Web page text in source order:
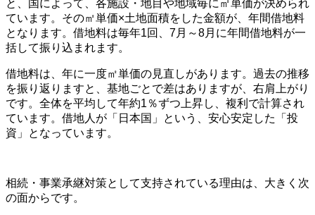
と、国によって、各施設・地目や地域毎に㎡単価が決められ
ています。その㎡単価×土地面積をした金額が、年間借地料
となります。借地料は毎年1回、7月～8月に年間借地料が一
括して振り込まれます。
借地料は、年に一度㎡単価の見直しがあります。過去の推移
を振り返りますと、基地ごとで差はありますが、右肩上がり
です。全体を平均して年約1％ずつ上昇し、複利で計算され
ています。借地人が「日本国」という、安心安定した「投
資」となっています。
相続・事業承継対策として支持されている理由は、大きく次
の面からです。